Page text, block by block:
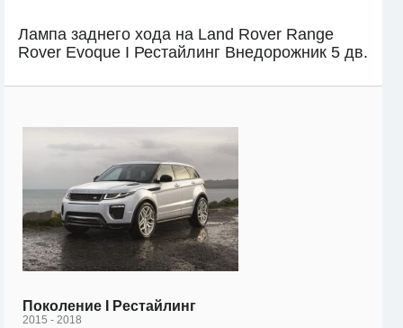
Лампа заднего хода на Land Rover Range
Rover Evoque I Рестайлинг Внедорожник 5 дв.
Поколение I Рестайлинг
2015 - 2018